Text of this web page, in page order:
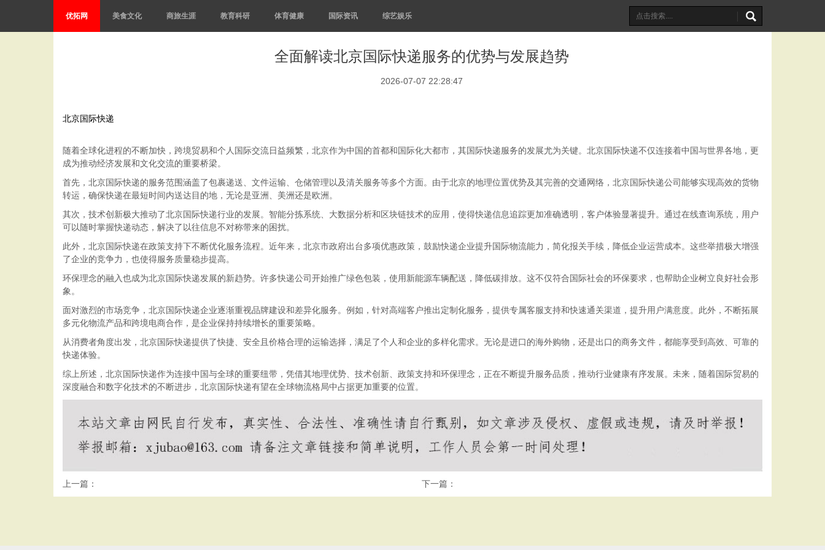
优拓网 美食文化 商旅生涯 教育科研 体育健康 国际资讯 综艺娱乐
全面解读北京国际快递服务的优势与发展趋势
2026-07-07 22:28:47
北京国际快递
随着全球化进程的不断加快，跨境贸易和个人国际交流日益频繁，北京作为中国的首都和国际化大都市，其国际快递服务的发展尤为关键。北京国际快递不仅连接着中国与世界各地，更
成为推动经济发展和文化交流的重要桥梁。
首先，北京国际快递的服务范围涵盖了包裹递送、文件运输、仓储管理以及清关服务等多个方面。由于北京的地理位置优势及其完善的交通网络，北京国际快递公司能够实现高效的货物
转运，确保快递在最短时间内送达目的地，无论是亚洲、美洲还是欧洲。
其次，技术创新极大推动了北京国际快递行业的发展。智能分拣系统、大数据分析和区块链技术的应用，使得快递信息追踪更加准确透明，客户体验显著提升。通过在线查询系统，用户
可以随时掌握快递动态，解决了以往信息不对称带来的困扰。
此外，北京国际快递在政策支持下不断优化服务流程。近年来，北京市政府出台多项优惠政策，鼓励快递企业提升国际物流能力，简化报关手续，降低企业运营成本。这些举措极大增强
了企业的竞争力，也使得服务质量稳步提高。
环保理念的融入也成为北京国际快递发展的新趋势。许多快递公司开始推广绿色包装，使用新能源车辆配送，降低碳排放。这不仅符合国际社会的环保要求，也帮助企业树立良好社会形
象。
面对激烈的市场竞争，北京国际快递企业逐渐重视品牌建设和差异化服务。例如，针对高端客户推出定制化服务，提供专属客服支持和快速通关渠道，提升用户满意度。此外，不断拓展
多元化物流产品和跨境电商合作，是企业保持持续增长的重要策略。
从消费者角度出发，北京国际快递提供了快捷、安全且价格合理的运输选择，满足了个人和企业的多样化需求。无论是进口的海外购物，还是出口的商务文件，都能享受到高效、可靠的
快递体验。
综上所述，北京国际快递作为连接中国与全球的重要纽带，凭借其地理优势、技术创新、政策支持和环保理念，正在不断提升服务品质，推动行业健康有序发展。未来，随着国际贸易的
深度融合和数字化技术的不断进步，北京国际快递有望在全球物流格局中占据更加重要的位置。
上一篇： 下一篇：